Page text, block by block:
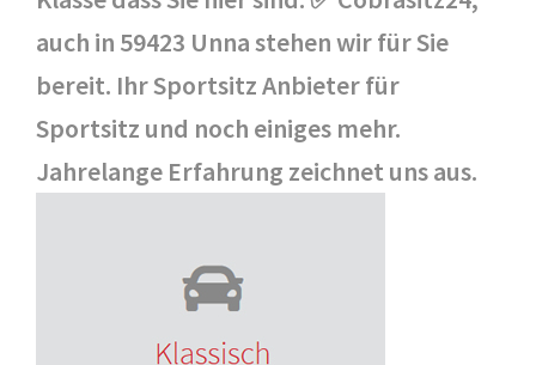
auch in 59423 Unna stehen wir für Sie
bereit. Ihr Sportsitz Anbieter für
Sportsitz und noch einiges mehr.
Jahrelange Erfahrung zeichnet uns aus.